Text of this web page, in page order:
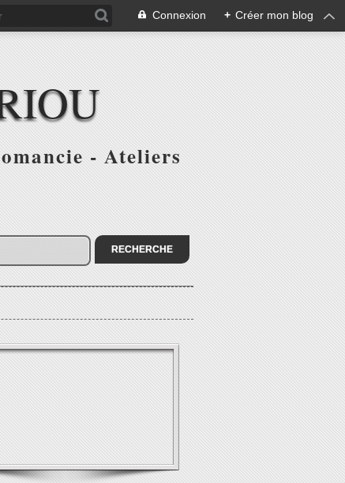
Connexion + Créer mon blog
- Ateliers